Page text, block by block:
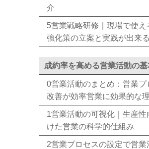
介
5営業戦略研修｜現場で使え
強化策の立案と実践が出来る
成約率を高める営業活動の
0営業活動のまとめ：営業プ
改善が効率営業に効果的な
1営業活動の可視化｜生産性
けた営業の科学的仕組み
2営業プロセスの設定で営業